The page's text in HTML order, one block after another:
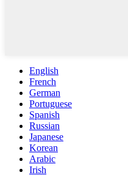
English
French
German
Portuguese
Spanish
Russian
Japanese
Korean
Arabic
Irish